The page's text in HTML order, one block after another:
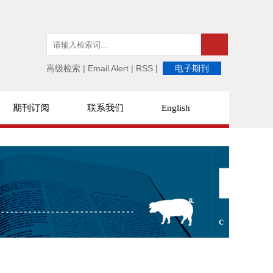
高级检索 | Email Alert | RSS | 电子期刊
期刊订阅 联系我们 English